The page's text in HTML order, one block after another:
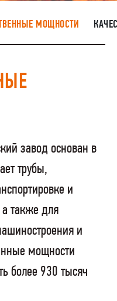
МОЩНОСТИ
завод основан в
трубы,
и
а также для
и
мощности
более 930 тысяч